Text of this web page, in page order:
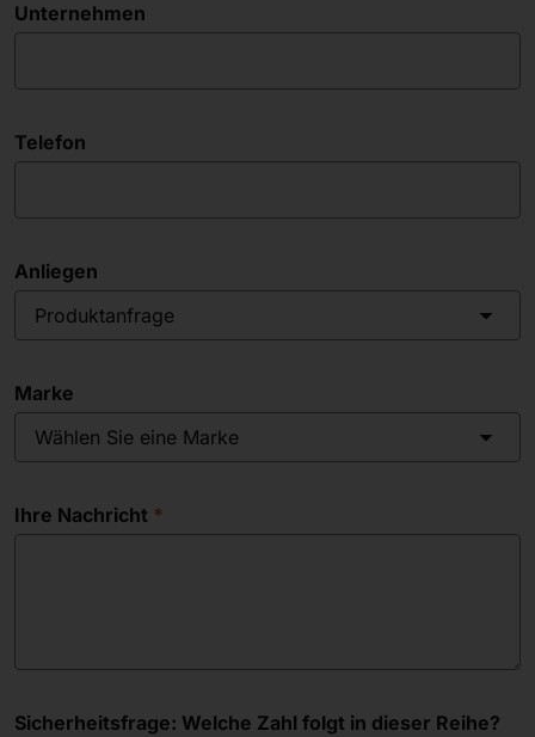
Unternehmen
Telefon
Anliegen
Produktanfrage
Marke
Wählen Sie eine Marke
Ihre Nachricht
Sicherheitsfrage: Welche Zahl folgt in dieser Reihe?